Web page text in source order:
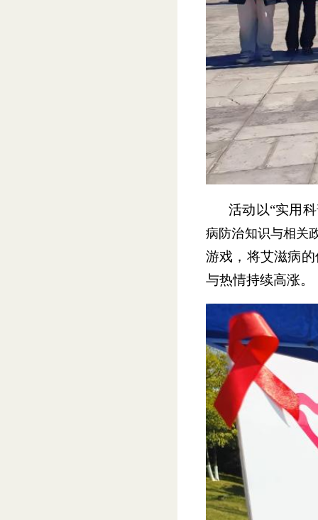
活动以“实用
病防治知识与相关
游戏，将艾滋病
与热情持续高涨。